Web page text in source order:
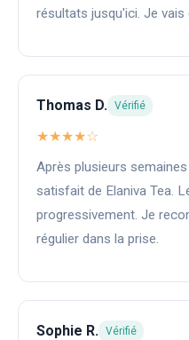
résultats jusqu'ici. Je vais
Thomas D. Vérifié
★★★★☆
Après plusieurs
satisfait de Elaniva Tea.
progressivement. Je
régulier dans la prise.
Sophie R. Vérifié